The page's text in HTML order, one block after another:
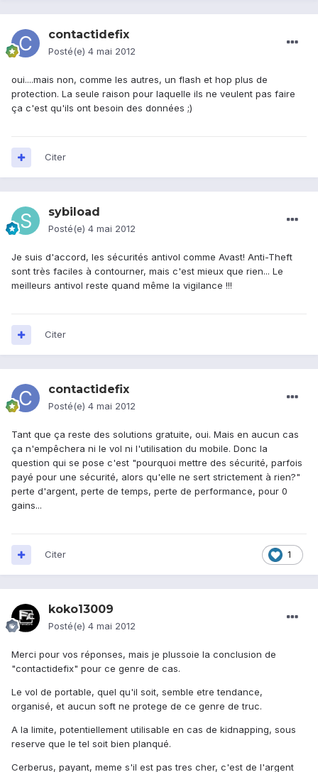
contactidefix
Posté(e) 4 mai 2012
oui....mais non, comme les autres, un flash et hop plus de
protection. La seule raison pour laquelle ils ne veulent pas faire
ça c'est qu'ils ont besoin des données ;)
Citer
sybiload
Posté(e) 4 mai 2012
Je suis d'accord, les sécurités antivol comme Avast! Anti-Theft
sont très faciles à contourner, mais c'est mieux que rien... Le
meilleurs antivol reste quand même la vigilance !!!
Citer
contactidefix
Posté(e) 4 mai 2012
Tant que ça reste des solutions gratuite, oui. Mais en aucun cas
ça n'empêchera ni le vol ni l'utilisation du mobile. Donc la
question qui se pose c'est "pourquoi mettre des sécurité, parfois
payé pour une sécurité, alors qu'elle ne sert strictement à rien?"
perte d'argent, perte de temps, perte de performance, pour 0
gains...
1
Citer
koko13009
Posté(e) 4 mai 2012
Merci pour vos réponses, mais je plussoie la conclusion de
"contactidefix" pour ce genre de cas.
Le vol de portable, quel qu'il soit, semble etre tendance,
organisé, et aucun soft ne protege de ce genre de truc.
A la limite, potentiellement utilisable en cas de kidnapping, sous
reserve que le tel soit bien planqué.
Cerberus, payant, meme s'il est pas tres cher, c'est de l'argent